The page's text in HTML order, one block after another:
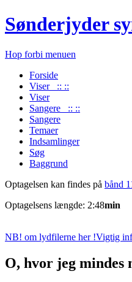
Sønderjyder
Hop forbi menuen
Forside
Viser :: ::
Viser
Sangere :: ::
Sangere
Temaer
Indsamlinger
Søg
Baggrund
Optagelsen kan findes på bånd
Optagelsens længde: 2:48min
NB! om lydfilerne her !Vigtig
O, hvor jeg mindes